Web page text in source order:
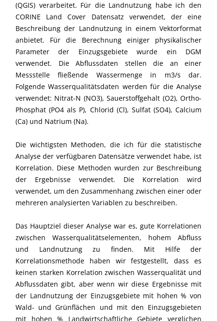
(QGIS) verarbeitet. Für die Landnutzung habe ich den
CORINE Land Cover Datensatz verwendet, der eine
Beschreibung der Landnutzung in einem Vektorformat
anbietet. Für die Berechnung einiger physikalischer
Parameter der Einzugsgebiete wurde ein DGM
verwendet. Die Abflussdaten stellen die an einer
Messstelle fließende Wassermenge in m3/s dar.
Folgende Wasserqualitätsdaten werden für die Analyse
verwendet: Nitrat-N (NO3), Sauerstoffgehalt (O2), Ortho-
Phosphat (PO4 als P), Chlorid (Cl), Sulfat (SO4), Calcium
(Ca) und Natrium (Na).
Die wichtigsten Methoden, die ich für die statistische
Analyse der verfügbaren Datensätze verwendet habe, ist
Korrelation. Diese Methoden wurden zur Beschreibung
der Ergebnisse verwendet. Die Korrelation wird
verwendet, um den Zusammenhang zwischen einer oder
mehreren analysierten Variablen zu beschreiben.
Das Hauptziel dieser Analyse war es, gute Korrelationen
zwischen Wasserqualitätselementen, hohem Abfluss
und Landnutzung zu finden. Mit Hilfe der
Korrelationsmethode haben wir festgestellt, dass es
keinen starken Korrelation zwischen Wasserqualität und
Abflussdaten gibt, aber wenn wir diese Ergebnisse mit
der Landnutzung der Einzugsgebiete mit hohen % von
Wald- und Grünflächen und mit den Einzugsgebieten
mit hohen % Landwirtschaftliche Gebiete verglichen